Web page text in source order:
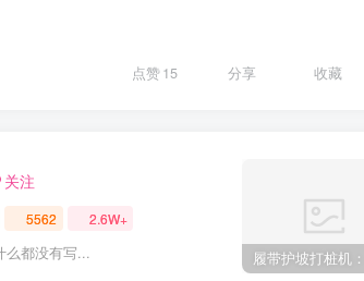
点赞15 分享 收藏
关注
5562 2.6W+
么都没有写...